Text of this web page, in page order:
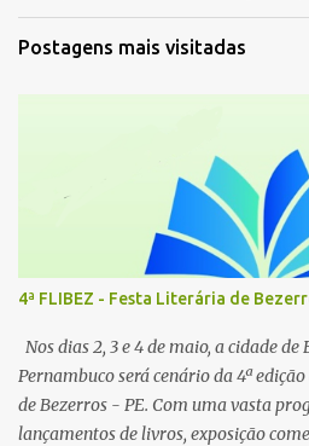
Postagens mais visitadas
4ª FLIBEZ - Festa Literária de
Nos dias 2, 3 e 4 de maio, a cidade
Pernambuco será cenário da 4ª
de Bezerros - PE. Com uma vasta
lançamentos de livros, exposição